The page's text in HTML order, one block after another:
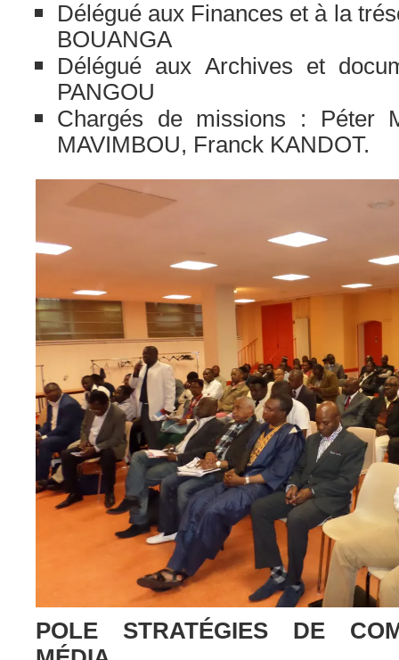
Délégué aux Finances et à la
BOUANGA
Délégué aux Archives et
PANGOU
Chargés de missions : Péter
MAVIMBOU, Franck KANDOT.
POLE STRATÉGIES DE